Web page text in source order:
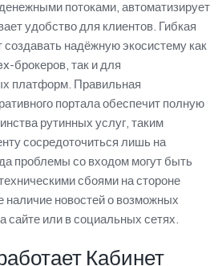
потоками, автоматизирует
удобство для клиентов. Гибкая
создавать надёжную экосистему как
брокеров, так и для
платформ. Правильная
портала обеспечит полную
рутинных услуг, таким
сосредоточиться лишь на
проблемы со входом могут быть
сбоями на стороне
новостей о возможных
сайте или в социальных сетях.
Кабинет